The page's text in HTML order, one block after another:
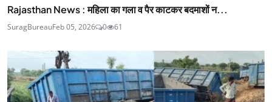
Rajasthan News : महिला का गला व पैर काटकर बदमाशों न...
SuragBureauFeb 05, 2026 0 61